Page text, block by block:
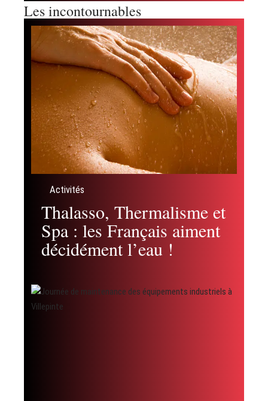
Les incontournables
Activités
Thalasso, Thermalisme et
Spa : les Français aiment
décidément l’eau !